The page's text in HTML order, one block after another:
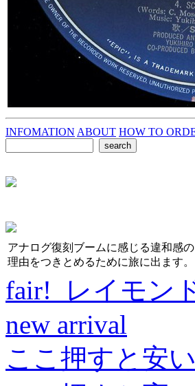
INFOMATION ABOUT HOW TO
アナログ復刻ブームに感じる違和感の
理由をつきとめるために旅に出ます。
fair! レイモン
new arrival
ここ押すと安い